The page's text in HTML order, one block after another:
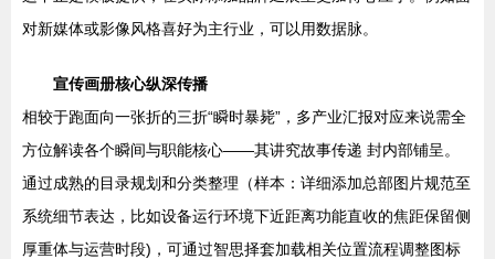
对新媒体或影像风格喜好为主行业，可以用数据脉。
宣传画册核心纵深传播
相较于跑面向一张折的三折“瞬时暴毙”，多产业汇报对应来说需全
方位解读各个瞬间与职能核心——其讲究故事传递 封内部铺呈。
通过成熟的目录规划和分类整理（样本：详细添加总部图片规范至
系统细节表达，比如设备运行环境下近距离功能直收的焦距保留侧
厚重体与运营时段)，可通过智思择套加载相关位置流程调整图标